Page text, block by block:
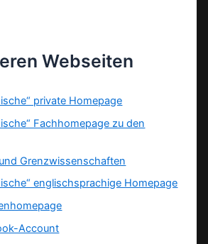
Webseiten
private Homepage
Fachhomepage zu den
Grenzwissenschaften
englischsprachige Homepage
Account